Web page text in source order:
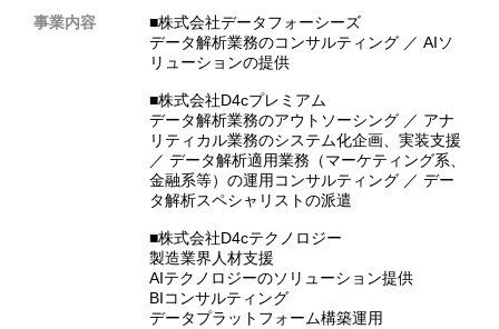
事業内容
■株式会社データフォーシーズ
データ解析業務のコンサルティング ／ AIソ
リューションの提供
■株式会社D4cプレミアム
データ解析業務のアウトソーシング ／ アナ
リティカル業務のシステム化企画、実装支援
／ データ解析適用業務（マーケティング系、
金融系等）の運用コンサルティング ／ デー
タ解析スペシャリストの派遣
■株式会社D4cテクノロジー
製造業界人材支援
AIテクノロジーのソリューション提供
BIコンサルティング
データプラットフォーム構築運用